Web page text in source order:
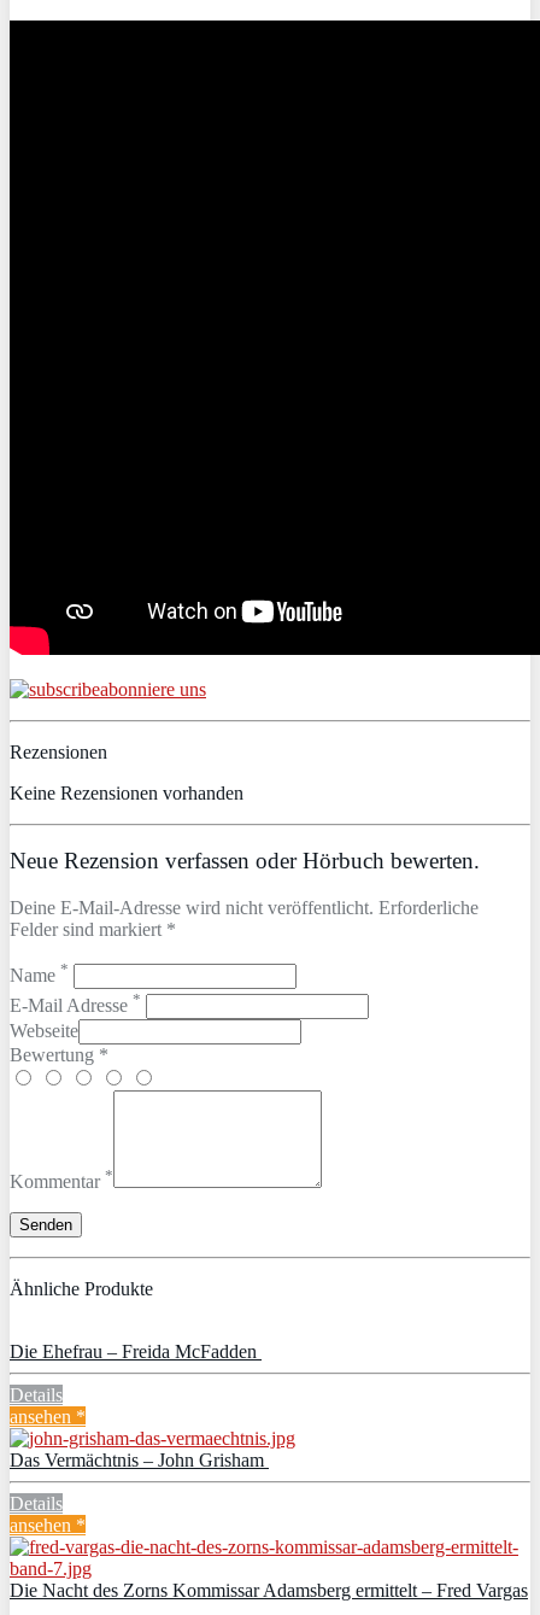
abonniere uns
Rezensionen
Keine Rezensionen vorhanden
Neue Rezension verfassen oder Hörbuch bewerten.
Deine E-Mail-Adresse wird nicht veröffentlicht. Erforderliche
Felder sind markiert *
Name *
E-Mail Adresse *
Webseite
Bewertung *
Kommentar *
Ähnliche Produkte
Die Ehefrau – Freida McFadden
Details
ansehen *
Das Vermächtnis – John Grisham
Details
ansehen *
Die Nacht des Zorns Kommissar Adamsberg ermittelt – Fred Vargas